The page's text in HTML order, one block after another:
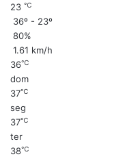
23 ℃
36º - 23º
80%
1.61 km/h
36℃
dom
37℃
seg
37℃
ter
38℃